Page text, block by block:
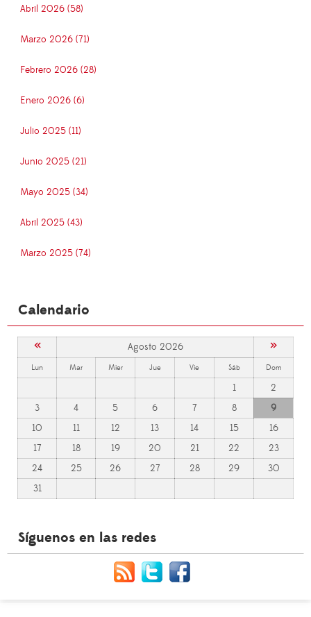
Abril 2026 (58)
Marzo 2026 (71)
Febrero 2026 (28)
Enero 2026 (6)
Julio 2025 (11)
Junio 2025 (21)
Mayo 2025 (34)
Abril 2025 (43)
Marzo 2025 (74)
Calendario
« Agosto 2026 »
Lun Mar Mier Jue Vie Sáb Dom
1
2
3
4 5 6 7 8
9
10
11 12 13 14 15
16
17
18 19 20 21 22
23
24
25 26 27 28 29
30
31
Síguenos en las redes